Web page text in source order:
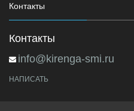
Контакты
Контакты
info@kirenga-smi.ru
НАПИСАТЬ